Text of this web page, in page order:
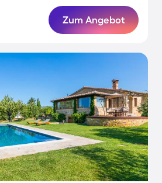
Zum Angebot